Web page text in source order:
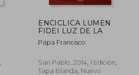
ENCICLICA LUMEN
FIDEI LUZ DE LA
Papa Francisco
San Pablo, 2014, 1 Edición,
Tapa Blanda, Nuevo